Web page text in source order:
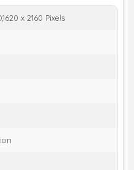
x 2160 Pixels